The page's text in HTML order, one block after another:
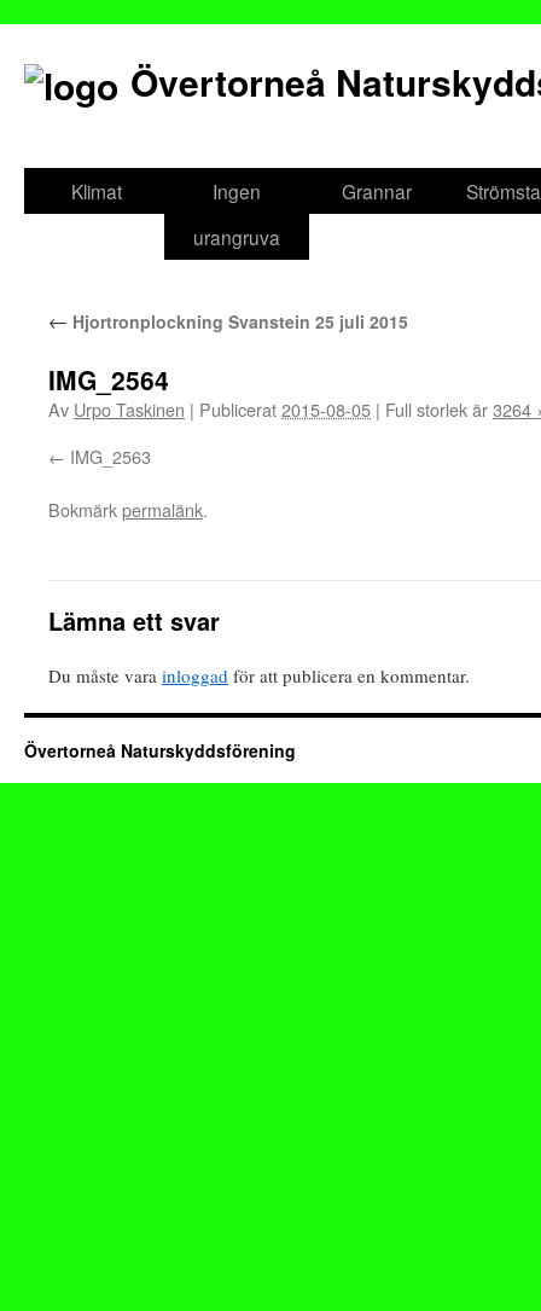
Övertorneå
Gå
innehållKlimat
Ingen
urangruva
Grannar
← Hjortronplockning Svanstein 25 juli 2015
IMG_2564
Av Urpo Taskinen | Publicerat2015-08-05 | Full storlek är3264
IMG_2563
Bokmärkpermalänk.
Lämna ett svar
Du måste vara inloggad för att publicera en kommentar.
Övertorneå Naturskyddsförening